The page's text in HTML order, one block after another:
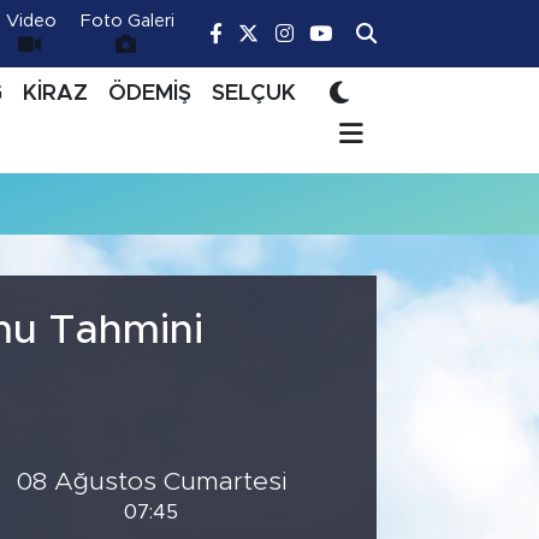
Video Foto Galeri
KİRAZ ÖDEMİŞ SELÇUK
Tahmini
08 Ağustos Cumartesi
07:45